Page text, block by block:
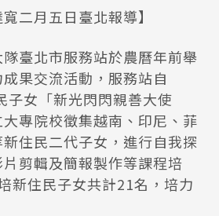
二月五日臺北報導】
臺北市服務站於農曆年前舉
果交流活動，服務站自
子女「新光閃閃親善大使
專院校徵集越南、印尼、菲
住民二代子女，進行自我探
剪輯及簡報製作等課程培
新住民子女共計21名，培力